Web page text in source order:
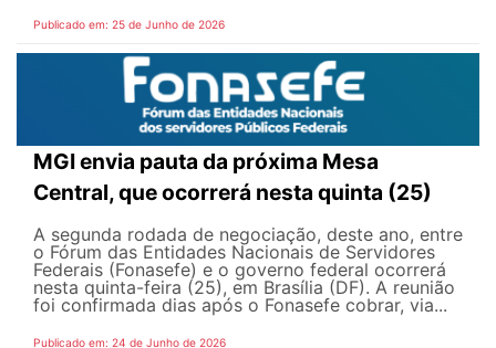
Publicado em: 25 de Junho de 2026
MGI envia pauta da próxima Mesa
Central, que ocorrerá nesta quinta (25)
A segunda rodada de negociação, deste ano, entre
o Fórum das Entidades Nacionais de Servidores
Federais (Fonasefe) e o governo federal ocorrerá
nesta quinta-feira (25), em Brasília (DF). A reunião
foi confirmada dias após o Fonasefe cobrar, via...
Publicado em: 24 de Junho de 2026